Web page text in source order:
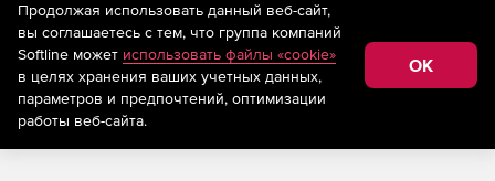
На информационном ресурсе store.softline.ru применяются
рекомендательные технологии(информационные технологии
предоставления информации на основе сбора,
систематизации и анализа сведений, относящихся к
предпочтениям пользователей сети «Интернет»,
находящихся на территории Российской Федерации)
Продолжая использовать данный веб-сайт,
вы соглашаетесь с тем, что группа компаний
Softline может использовать файлы «cookie»
в целях хранения ваших учетных данных,
параметров и предпочтений, оптимизации
работы веб-сайта.
OK